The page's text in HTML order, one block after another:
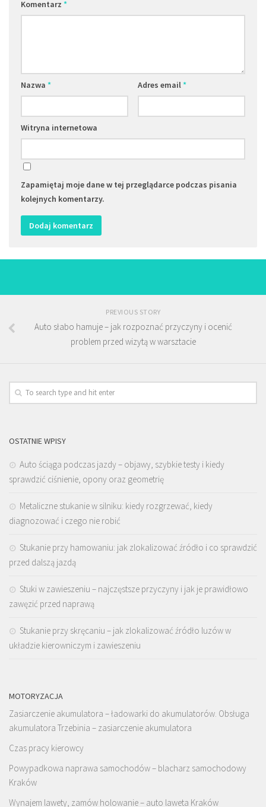
Komentarz *
Nazwa * Adres email*
Witryna internetowa
Zapamiętaj moje dane w tej przeglądarce podczas pisania
kolejnych komentarzy.
PREVIOUS STORY
Auto słabo hamuje – jak rozpoznać przyczyny i ocenić
problem przed wizytą w warsztacie
OSTATNIE WPISY
Auto ściąga podczas jazdy – objawy, szybkie testy i kiedy
sprawdzić ciśnienie, opony oraz geometrię
Metaliczne stukanie w silniku: kiedy rozgrzewać, kiedy
diagnozować i czego nie robić
Stukanie przy hamowaniu: jak zlokalizować źródło i co sprawdzić
przed dalszą jazdą
Stuki w zawieszeniu – najczęstsze przyczyny i jak je prawidłowo
zawęzić przed naprawą
Stukanie przy skręcaniu – jak zlokalizować źródło luzów w
układzie kierowniczym i zawieszeniu
MOTORYZACJA
Zasiarczenie akumulatora – ładowarki do akumulatorów. Obsługa
akumulatora Trzebinia – zasiarczenie akumulatora
Czas pracy kierowcy
Powypadkowa naprawa samochodów – blacharz samochodowy
Kraków
Wynajem lawety, zamów holowanie – auto laweta Kraków